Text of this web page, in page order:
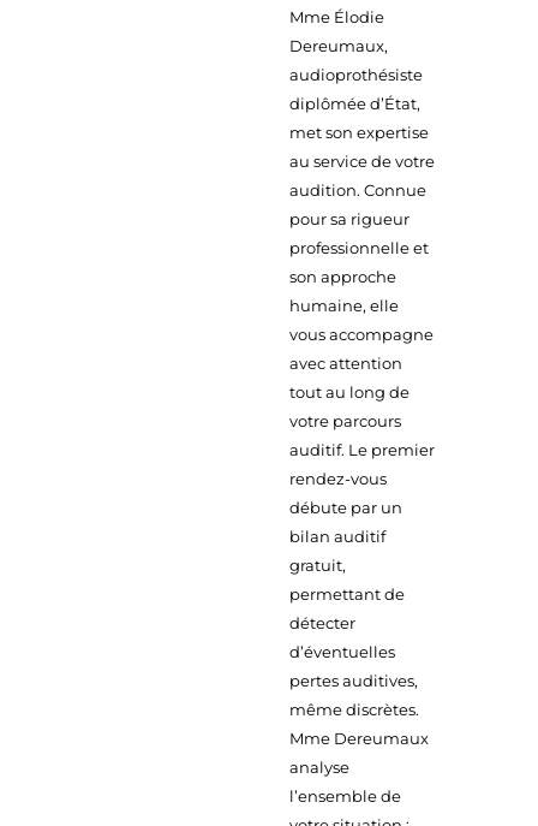
Mme Élodie
Dereumaux,
audioprothésiste
diplômée d’État,
met son expertise
au service de votre
audition. Connue
pour sa rigueur
professionnelle et
son approche
humaine, elle
vous accompagne
avec attention
tout au long de
votre parcours
auditif. Le premier
rendez-vous
débute par un
bilan auditif
gratuit,
permettant de
détecter
d’éventuelles
pertes auditives,
même discrètes.
Mme Dereumaux
analyse
l’ensemble de